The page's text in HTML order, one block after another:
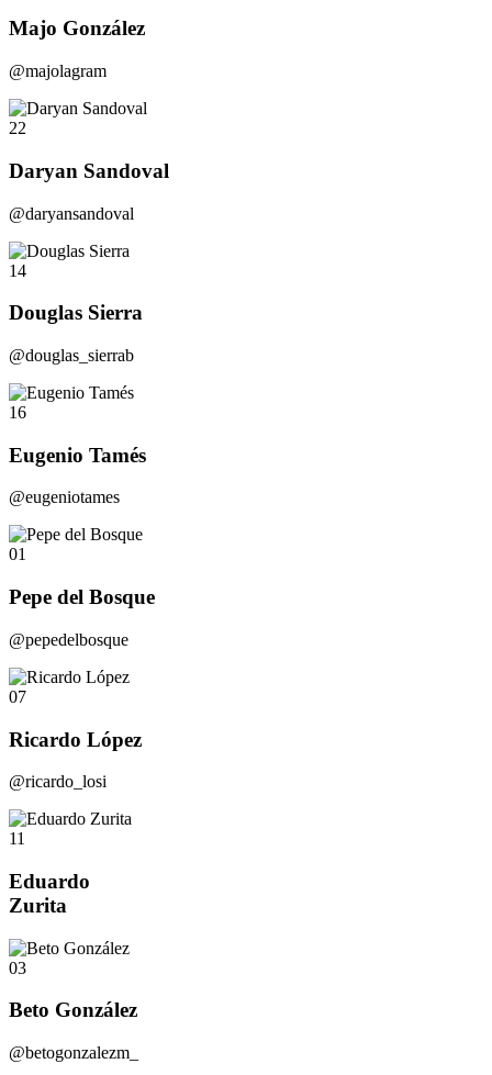
Majo González
@majolagram
22
Daryan Sandoval
@daryansandoval
14
Douglas Sierra
@douglas_sierrab
16
Eugenio Tamés
@eugeniotames
01
Pepe del Bosque
@pepedelbosque
07
Ricardo López
@ricardo_losi
11
Eduardo
Zurita
03
Beto González
@betogonzalezm_